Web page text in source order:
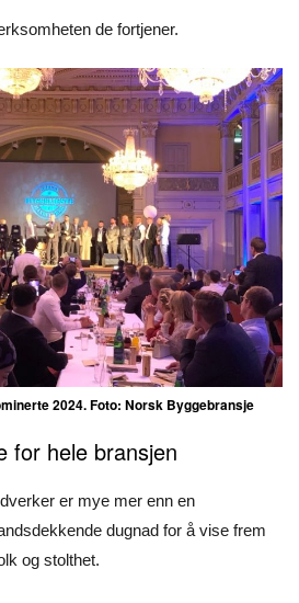
de fortjener.
2024. Foto: Norsk Byggebransje
for hele bransjen
er mye mer enn en
dugnad for å vise frem
og stolthet.